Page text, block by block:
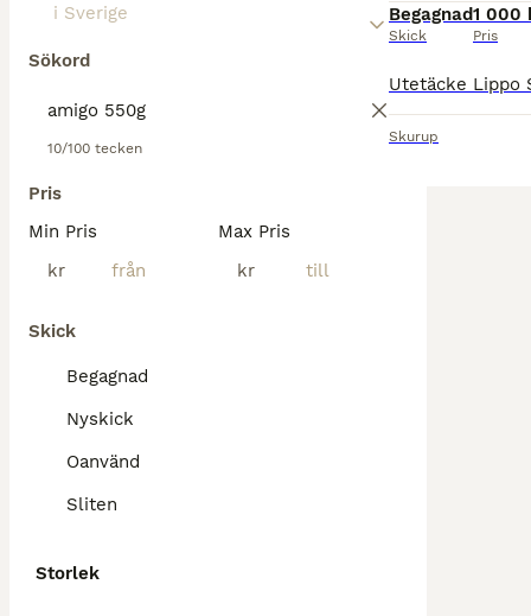
Sökord
10/100 tecken
Pris
Min Pris
kr
Max Pris
kr
Skick
Begagnad
Nyskick
Oanvänd
Sliten
Storlek
Begagnad
Skick
1 000
Pris
Skurup